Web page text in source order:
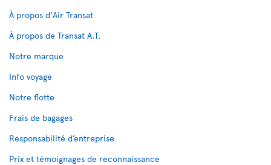
À propos d'Air Transat
À propos de Transat A.T.
Notre marque
Info voyage
Notre flotte
Frais de bagages
Responsabilité d’entreprise
Prix et témoignages de reconnaissance